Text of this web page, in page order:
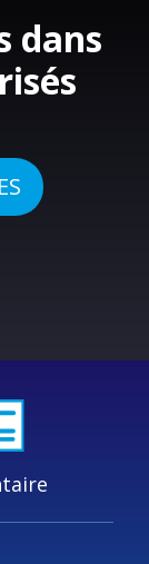
dans